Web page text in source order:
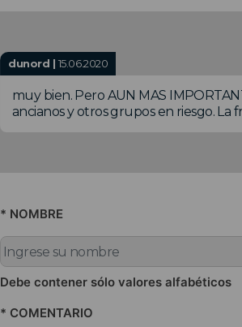
dunord | 15.06.2020
muy bien. Pero AUN MAS
ancianos y otros grupos en riesgo.
* NOMBRE
Debe contener sólo valores alfabéticos
* COMENTARIO